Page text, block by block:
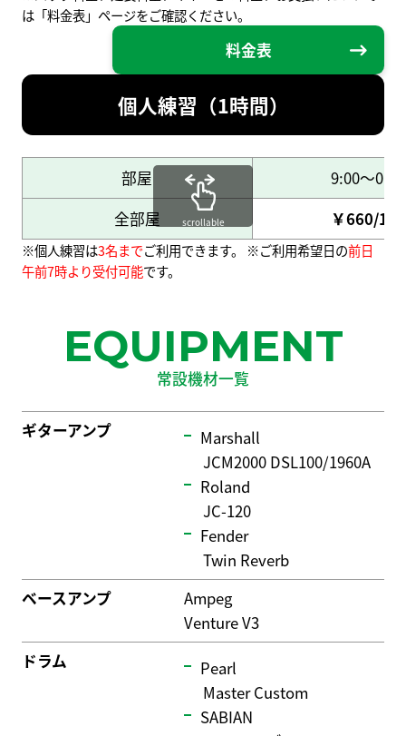
は「料金表」ページをご確認ください。
料金表
個人練習（1時間）
部屋
9:00～0:00
全部屋
￥660/1名
scrollable
※個人練習は3名までご利用できます。 ※ご利用希望日の前日
午前7時より受付可能です。
EQUIPMENT
常設機材一覧
ギターアンプ
Marshall
JCM2000 DSL100/1960A
Roland
JC-120
Fender
Twin Reverb
ベースアンプ
Ampeg
Venture V3
ドラム
Pearl
Master Custom
SABIAN